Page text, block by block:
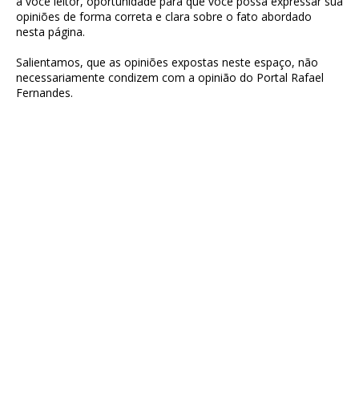
opiniões de forma correta e clara sobre o fato abordado
nesta página.
Salientamos, que as opiniões expostas neste espaço, não
necessariamente condizem com a opinião do Portal Rafael
Fernandes.